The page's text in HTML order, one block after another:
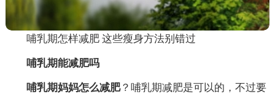
哺乳期怎样减肥 这些瘦身方法别错过
哺乳期能减肥吗
哺乳期妈妈怎么减肥？哺乳期减肥是可以的，不过要